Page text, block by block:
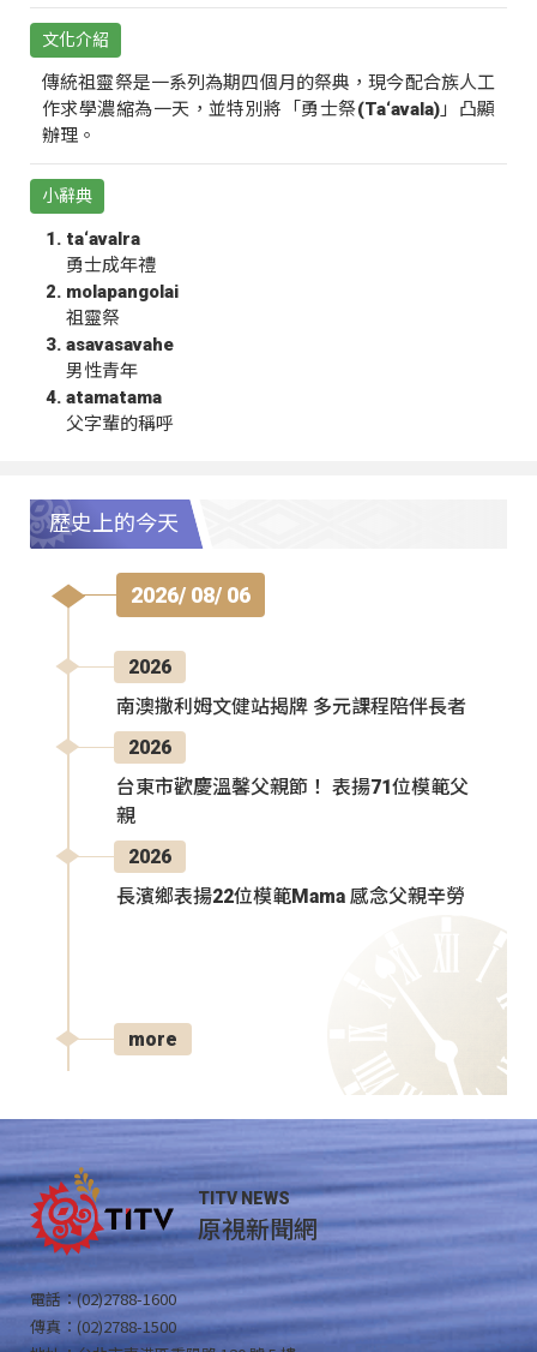
文化介紹
傳統祖靈祭是一系列為期四個月的祭典，現今配合族人工
作求學濃縮為一天，並特別將「勇士祭(Ta‘avala)」凸顯
辦理。
小辭典
ta‘avalra
勇士成年禮
molapangolai
祖靈祭
asavasavahe
男性青年
atamatama
父字輩的稱呼
歷史上的今天
2026/ 08/ 06
2026
南澳撒利姆文健站揭牌 多元課程陪伴長者
2026
台東市歡慶溫馨父親節！ 表揚71位模範父
親
2026
長濱鄉表揚22位模範Mama 感念父親辛勞
more
TITV NEWS
原視新聞網
電話：(02)2788-1600
傳真：(02)2788-1500